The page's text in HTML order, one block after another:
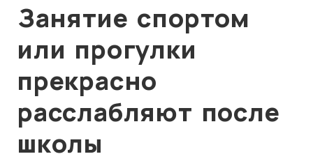
Занятие спортом
или прогулки
прекрасно
расслабляют после
школы